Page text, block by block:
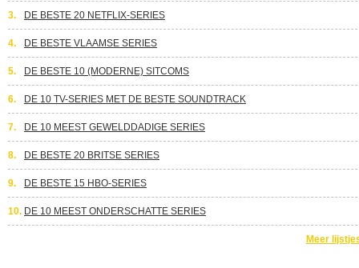
3. DE BESTE 20 NETFLIX-SERIES
4. DE BESTE VLAAMSE SERIES
5. DE BESTE 10 (MODERNE) SITCOMS
6. DE 10 TV-SERIES MET DE BESTE SOUNDTRACK
7. DE 10 MEEST GEWELDDADIGE SERIES
8. DE BESTE 20 BRITSE SERIES
9. DE BESTE 15 HBO-SERIES
10. DE 10 MEEST ONDERSCHATTE SERIES
Meer